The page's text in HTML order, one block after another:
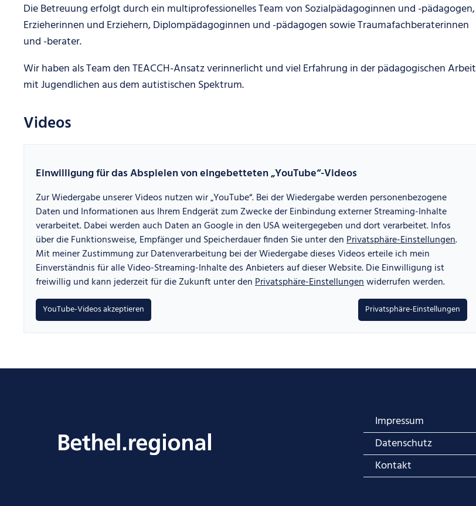
Die Betreuung erfolgt durch ein multiprofessionelles Team von Sozialpädagoginnen und -pädagogen,
Erzieherinnen und Erziehern, Diplompädagoginnen und -pädagogen sowie Traumafachberaterinnen
und -berater.
Wir haben als Team den TEACCH-Ansatz verinnerlicht und viel Erfahrung in der pädagogischen Arbeit
mit Jugendlichen aus dem autistischen Spektrum.
Videos
Einwilligung für das Abspielen von eingebetteten „YouTube“-Videos
Zur Wiedergabe unserer Videos nutzen wir „YouTube“. Bei der Wiedergabe werden personenbezogene
Daten und Informationen aus Ihrem Endgerät zum Zwecke der Einbindung externer Streaming-Inhalte
verarbeitet. Dabei werden auch Daten an Google in den USA weitergegeben und dort verarbeitet. Infos
über die Funktionsweise, Empfänger und Speicherdauer finden Sie unter denPrivatsphäre-Einstellungen.
Mit meiner Zustimmung zur Datenverarbeitung bei der Wiedergabe dieses Videos erteile ich mein
Einverständnis für alle Video-Streaming-Inhalte des Anbieters auf dieser Website. Die Einwilligung ist
freiwillig und kann jederzeit für die Zukunft unter denPrivatsphäre-Einstellungenwiderrufen werden.
YouTube-Videos akzeptieren Privatsphäre-Einstellungen
Impressum
Datenschutz
Kontakt